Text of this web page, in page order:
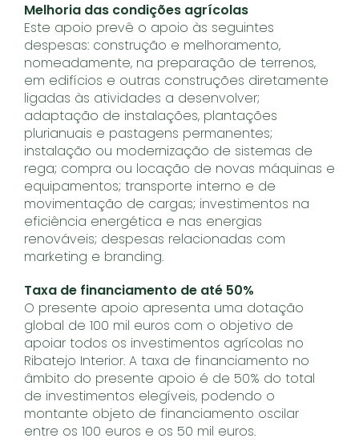
Melhoria das condições agrícolas
Este apoio prevê o apoio às seguintes
despesas: construção e melhoramento,
nomeadamente, na preparação de terrenos,
em edifícios e outras construções diretamente
ligadas às atividades a desenvolver;
adaptação de instalações, plantações
plurianuais e pastagens permanentes;
instalação ou modernização de sistemas de
rega; compra ou locação de novas máquinas e
equipamentos; transporte interno e de
movimentação de cargas; investimentos na
eficiência energética e nas energias
renováveis; despesas relacionadas com
marketing e branding.
Taxa de financiamento de até 50%
O presente apoio apresenta uma dotação
global de 100 mil euros com o objetivo de
apoiar todos os investimentos agrícolas no
Ribatejo Interior. A taxa de financiamento no
âmbito do presente apoio é de 50% do total
de investimentos elegíveis, podendo o
montante objeto de financiamento oscilar
entre os 100 euros e os 50 mil euros.